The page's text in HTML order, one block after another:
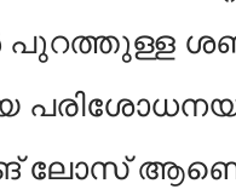
പുറത്തുള്ള
ലോസ്